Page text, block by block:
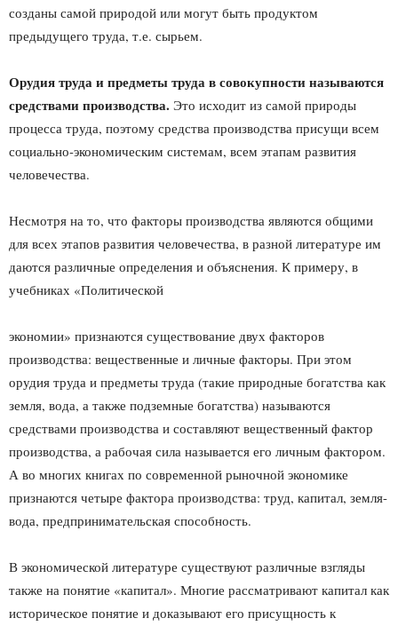
созданы самой природой или могут быть продуктом
предыдущего труда, т.е. сырьем.
Орудия труда и предметы труда в совокупности называются
средствами производства. Это исходит из самой природы
процесса труда, поэтому средства производства присущи всем
социально-экономическим системам, всем этапам развития
человечества.
Несмотря на то, что факторы производства являются общими
для всех этапов развития человечества, в разной литературе им
даются различные определения и объяснения. К примеру, в
учебниках «Политической
экономии» признаются существование двух факторов
производства: вещественные и личные факторы. При этом
орудия труда и предметы труда (такие природные богатства как
земля, вода, а также подземные богатства) называются
средствами производства и составляют вещественный фактор
производства, а рабочая сила называется его личным фактором.
А во многих книгах по современной рыночной экономике
признаются четыре фактора производства: труд, капитал, земля-
вода, предпринимательская способность.
В экономической литературе существуют различные взгляды
также на понятие «капитал». Многие рассматривают капитал как
историческое понятие и доказывают его присущность к